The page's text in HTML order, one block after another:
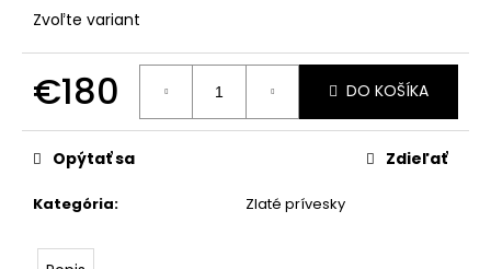
Zvoľte variant
€180
cena:
DO KOŠÍKA
Kategória: Zlaté prívesky
Opýtať sa Zdieľať
č
a
m
e
ZLATÝ
GRÉCKOKATOLÍCKY
€47